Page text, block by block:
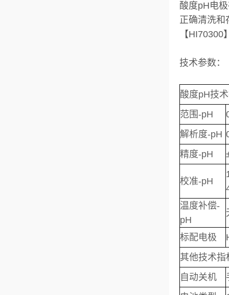
酸度pH电
正确清洗和
【
技术参数：
酸度pH技
范围-pH
解析度-pH
精度-pH
校准-pH
温度补偿-
pH
标配电极
其他技术指
自动关机